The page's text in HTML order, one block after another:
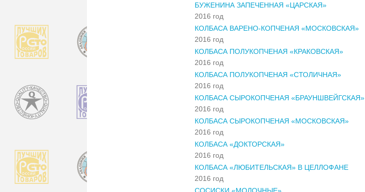
БУЖЕНИНА ЗАПЕЧЕННАЯ «ЦАРСКАЯ»
2016 год
КОЛБАСА ВАРЕНО-КОПЧЕНАЯ «МОСКОВСКАЯ»
2016 год
КОЛБАСА ПОЛУКОПЧЕНАЯ «КРАКОВСКАЯ»
2016 год
КОЛБАСА ПОЛУКОПЧЕНАЯ «СТОЛИЧНАЯ»
2016 год
КОЛБАСА СЫРОКОПЧЕНАЯ «БРАУНШВЕЙГСКАЯ»
2016 год
КОЛБАСА СЫРОКОПЧЕНАЯ «МОСКОВСКАЯ»
2016 год
КОЛБАСА «ДОКТОРСКАЯ»
2016 год
КОЛБАСА «ЛЮБИТЕЛЬСКАЯ» В ЦЕЛЛОФАНЕ
2016 год